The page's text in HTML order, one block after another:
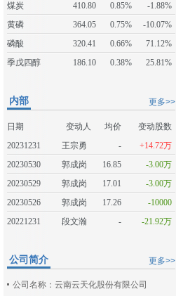
煤炭 410.80 0.85%
-1.88%
黄磷
364.05 0.75%
-10.07%
磷酸
320.41 0.66%
71.12%
季戊四醇
186.10 0.38% 25.81%
更多>>
内部
日期 变动人 均价
变动股数
20231231
王宗勇 -
+14.72万
20230530
郭成岗 16.85
-3.00万
20230529
郭成岗 17.01
-3.00万
20230526
郭成岗 17.26
-10000
20221231
段文瀚 - -21.92万
更多>>
公司简介
公司名称：云南云天化股份有限公司